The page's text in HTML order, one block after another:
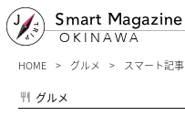
Smart Magazine
OKINAWA
HOME グルメ スマート記事
グルメ